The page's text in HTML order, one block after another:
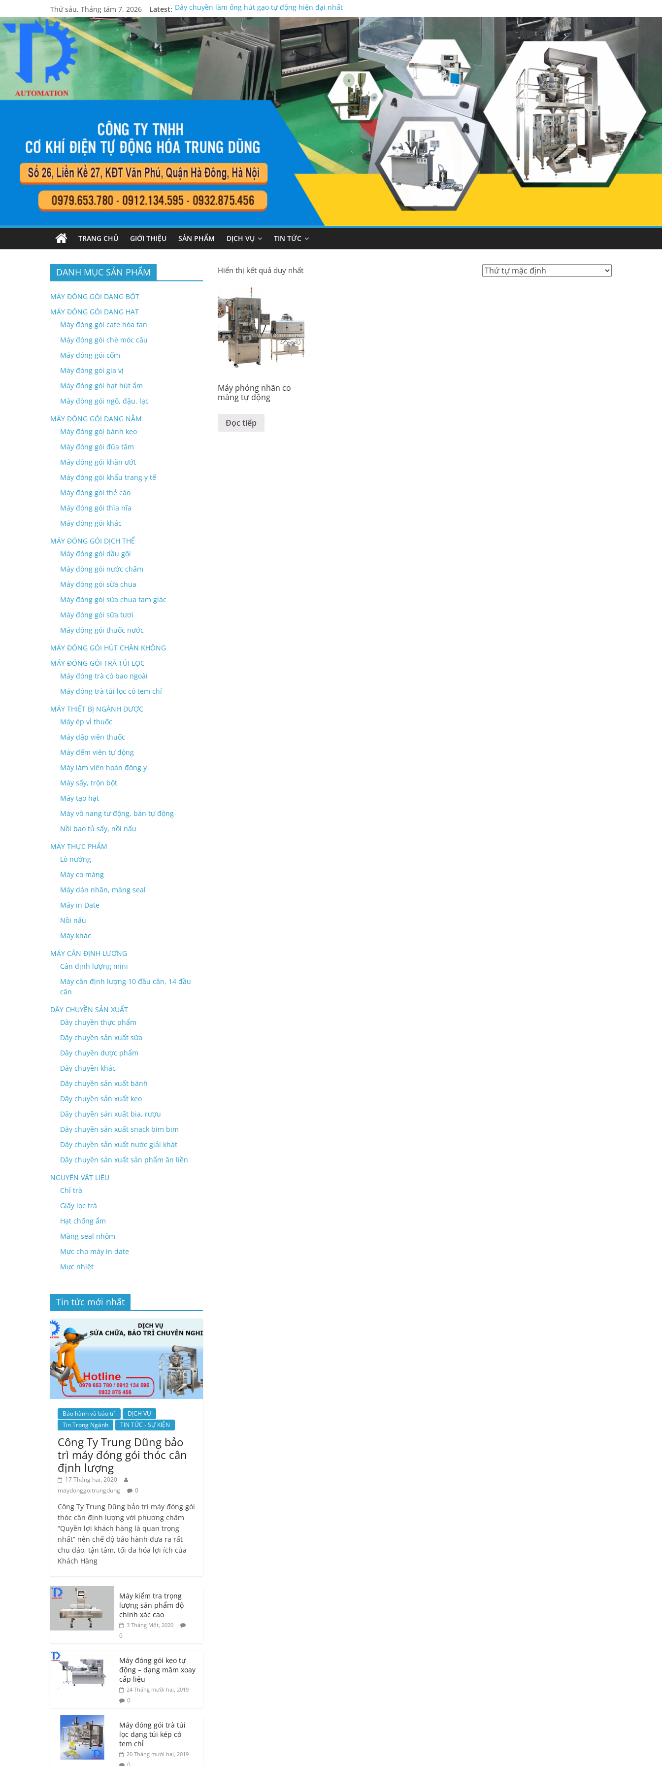
Thứ sáu, Tháng tám 7, 2026 Latest: Dây chuyền làm ống hút gạo tự động hiện đại nhất
Công Ty Trung Dũng bảo trì máy đóng gói thóc cân định lượng
Máy kiểm tra trọng lượng sản phẩm độ chính xác cao
Máy đóng gói kẹo tự động – dạng mâm xoay cấp liệu
Máy đóng gói trà túi lọc dạng túi kép có tem chỉ
TRANG CHỦ GIỚI THIỆU SẢN PHẨM DỊCH VỤ TIN TỨC
Hiển thị kết quả duy nhất
Máy phóng nhãn co
màng tự động
Đọc tiếp
DANH MỤC SẢN PHẨM
MÁY ĐÓNG GÓI DẠNG BỘT
MÁY ĐÓNG GÓI DẠNG HẠT
Máy đóng gói cafe hòa tan
Máy đóng gói chè móc câu
Máy đóng gói cốm
Máy đóng gói gia vị
Máy đóng gói hạt hút ẩm
Máy đóng gói ngô, đậu, lạc
MÁY ĐÓNG GÓI DẠNG NẰM
Máy đóng gói bánh kẹo
Máy đóng gói đũa tăm
Máy đóng gói khăn ướt
Máy đóng gói khẩu trang y tế
Máy đóng gói thẻ cào
Máy đóng gói thìa nĩa
Máy đóng gói khác
MÁY ĐÓNG GÓI DỊCH THỂ
Máy đóng gói dầu gội
Máy đóng gói nước chấm
Máy đóng gói sữa chua
Máy đóng gói sữa chua tam giác
Máy đóng gói sữa tươi
Máy đóng gói thuốc nước
MÁY ĐÓNG GÓI HÚT CHÂN KHÔNG
MÁY ĐÓNG GÓI TRÀ TÚI LỌC
Máy đóng trà có bao ngoài
Máy đóng trà túi lọc có tem chỉ
MÁY THIẾT BỊ NGÀNH DƯỢC
Máy ép vỉ thuốc
Máy dập viên thuốc
Máy đếm viên tự động
Máy làm viên hoàn đông y
Máy sấy, trộn bột
Máy tạo hạt
Máy vô nang tư động, bán tự động
Nồi bao tủ sấy, nồi nấu
MÁY THỰC PHẨM
Lò nướng
Máy co màng
Máy dán nhãn, màng seal
Máy in Date
Nồi nấu
Máy khác
MÁY CÂN ĐỊNH LƯỢNG
Cân định lượng mini
Máy cân định lượng 10 đầu cân, 14 đầu
cân
DÂY CHUYỀN SẢN XUẤT
Dây chuyền thực phẩm
Dây chuyền sản xuất sữa
Dây chuyền dược phẩm
Dây chuyền khác
Dây chuyền sản xuất bánh
Dây chuyền sản xuất kẹo
Dây chuyền sản xuất bia, rượu
Dây chuyền sản xuất snack bim bim
Dây chuyền sản xuất nước giải khát
Dây chuyền sản xuất sản phẩm ăn liền
NGUYÊN VẬT LIỆU
Chỉ trà
Giấy lọc trà
Hạt chống ẩm
Màng seal nhôm
Mực cho máy in date
Mực nhiệt
Tin tức mới nhất
Bảo hành và bảo trì
DỊCH VỤ
Tin Trong Ngành
TIN TỨC - SỰ KIỆN
Công Ty Trung Dũng bảo
trì máy đóng gói thóc cân
định lượng
17 Tháng hai, 2020
maydonggoitrungdung
0
Công Ty Trung Dũng bảo trì máy đóng gói
thóc cân định lượng với phương châm
“Quyền lợi khách hàng là quan trọng
nhất” nên chế độ bảo hành đưa ra rất
chu đáo, tận tâm, tối đa hóa lợi ích của
Khách Hàng
Máy kiểm tra trọng
lượng sản phẩm độ
chính xác cao
3 Tháng Một, 2020
0
Máy đóng gói kẹo tự
động – dạng mâm xoay
cấp liệu
24 Tháng mười hai, 2019
0
Máy đóng gói trà túi
lọc dạng túi kép có
tem chỉ
20 Tháng mười hai, 2019